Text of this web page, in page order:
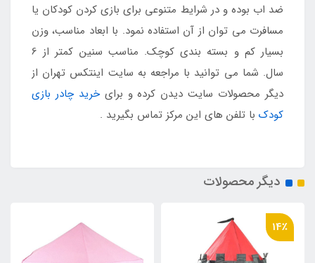
ضد اب بوده و در شرایط متنوعی برای بازی کردن کودکان یا
مسافرت می توان از آن استفاده نمود. با ابعاد مناسب، وزن
بسیار کم و بسته بندی کوچک. مناسب سنین کمتر از 6
سال. شما می توانید با مراجعه به سایت اینتکس تهران از
دیگر محصولات سایت دیدن کرده و برایخرید چادر بازی
کودک با تلفن های این مرکز تماس بگیرید .
دیگر محصولات
14٪